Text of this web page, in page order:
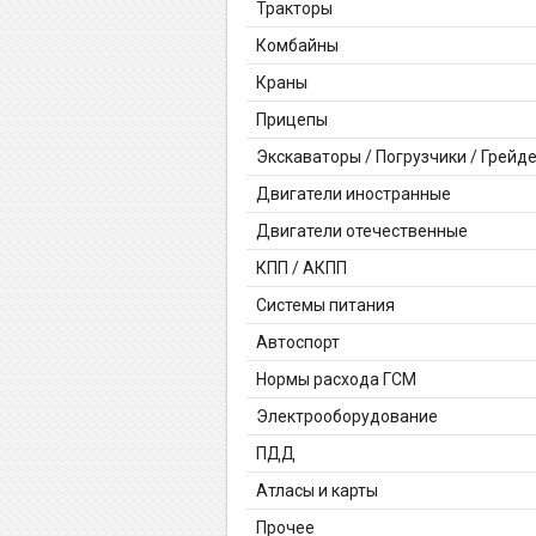
Тракторы
Комбайны
Краны
Прицепы
Экскаваторы / Погрузчики /
Двигатели иностранные
Двигатели отечественные
КПП / АКПП
Системы питания
Автоспорт
Нормы расхода ГСМ
Электрооборудование
ПДД
Атласы и карты
Прочее